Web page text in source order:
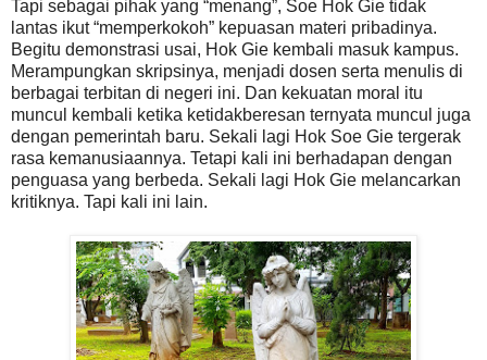
Tapi sebagai pihak yang “menang”, Soe Hok Gie tidak
lantas ikut “memperkokoh” kepuasan materi pribadinya.
Begitu demonstrasi usai, Hok Gie kembali masuk kampus.
Merampungkan skripsinya, menjadi dosen serta menulis di
berbagai terbitan di negeri ini. Dan kekuatan moral itu
muncul kembali ketika ketidakberesan ternyata muncul juga
dengan pemerintah baru. Sekali lagi Hok Soe Gie tergerak
rasa kemanusiaannya. Tetapi kali ini berhadapan dengan
penguasa yang berbeda. Sekali lagi Hok Gie melancarkan
kritiknya. Tapi kali ini lain.